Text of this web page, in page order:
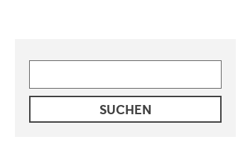
SUCHE
NACH: